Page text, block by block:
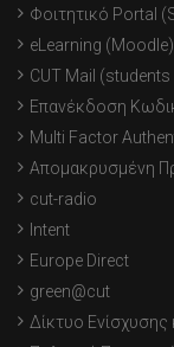
Φοιτητικό Portal
eLearning (Moodle)
CUT Mail
Επανέκδοση
Multi Factor
Απομακρυσμένη
cut-radio
Intent
Europe Direct
green@cut
Δίκτυο